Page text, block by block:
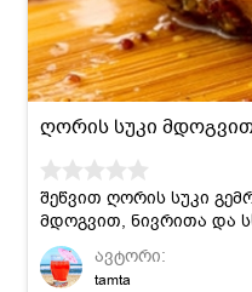
ღორის სუკი
შეწვით ღორის სუკი
მდოგვით, ნივრითა და
ავტორი:
tamta